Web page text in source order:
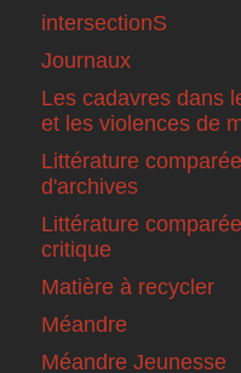
intersectionS
Journaux
Les cadavres dans
et les violences de
Littérature
d'archives
Littérature
critique
Matière à recycler
Méandre
Méandre Jeunesse